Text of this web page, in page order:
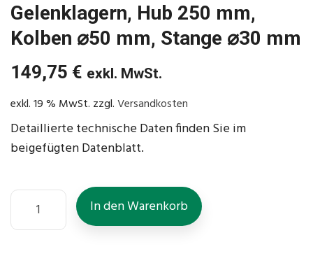
Gelenklagern, Hub 250 mm,
Kolben ⌀50 mm, Stange ⌀30 mm
149,75 € exkl. MwSt.
exkl. 19 % MwSt. zzgl.Versandkosten
Detaillierte technische Daten finden Sie im
beigefügten Datenblatt.
In den Warenkorb